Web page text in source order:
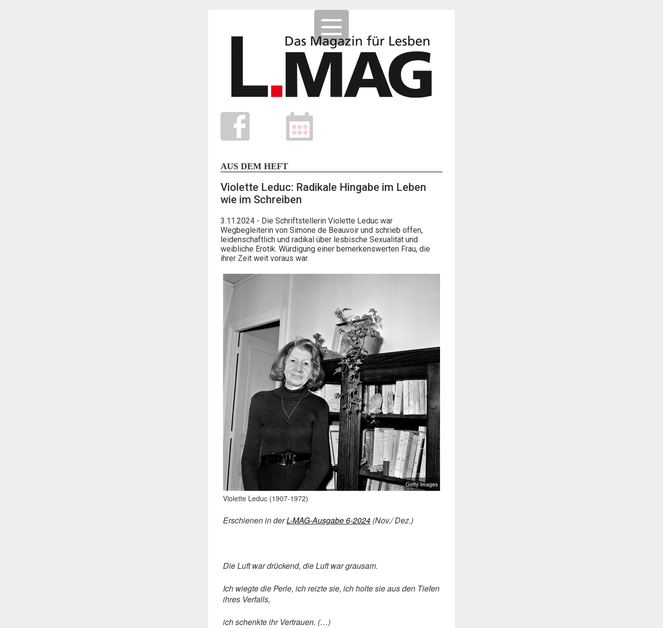
AUS DEM HEFT
Violette Leduc: Radikale Hingabe im Leben
wie im Schreiben
3.11.2024 - Die Schriftstellerin Violette Leduc war
Wegbegleiterin von Simone de Beauvoir und schrieb offen,
leidenschaftlich und radikal über lesbische Sexualität und
weibliche Erotik. Würdigung einer bemerkenswerten Frau, die
ihrer Zeit weit voraus war.
Getty Images
Violette Leduc (1907-1972)
Erschienen in derL-MAG-Ausgabe 6-2024 (Nov./ Dez.)
Die Luft war drückend, die Luft war grausam.
Ich wiegte die Perle, ich reizte sie, ich holte sie aus den Tiefen
ihres Verfalls,
ich schenkte ihr Vertrauen. (…)